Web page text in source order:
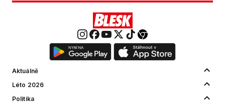
Aktuálně
Léto 2026
Politika